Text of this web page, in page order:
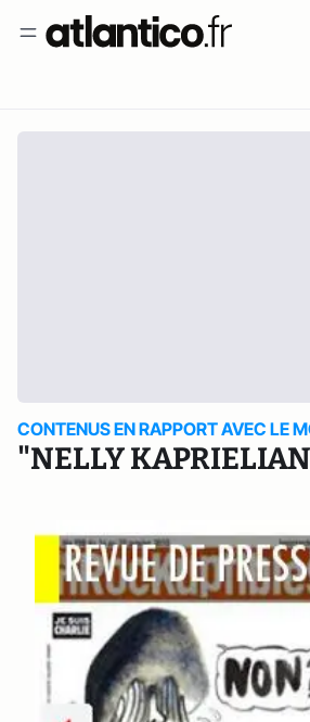
CONTENUS EN RAPPORT AVEC LE
"NELLY